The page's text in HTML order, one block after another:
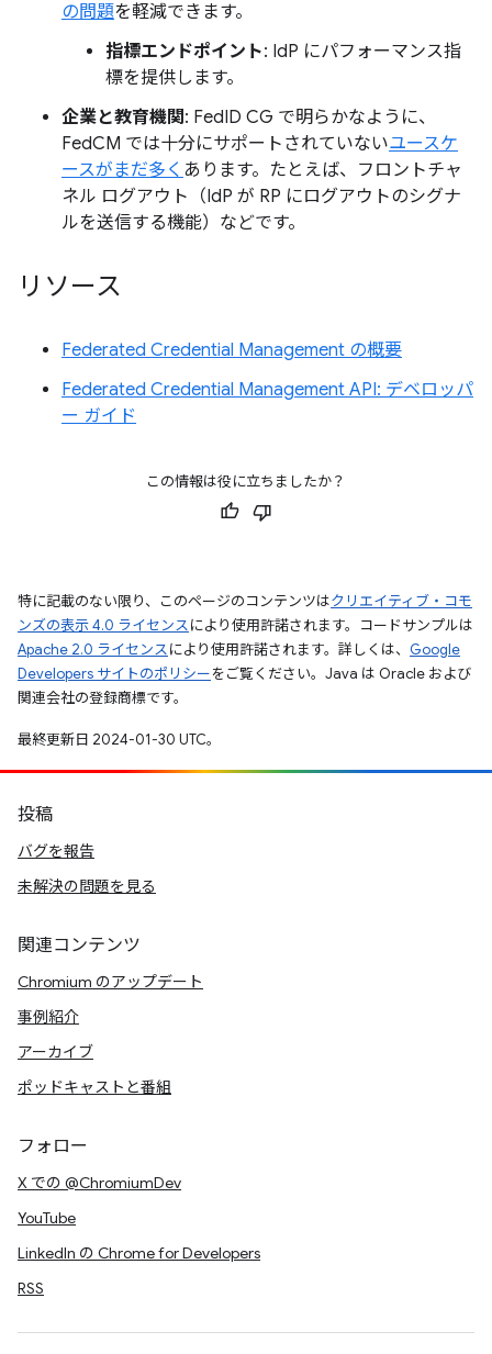
の問題を軽減できます。
指標エンドポイント: IdP にパフォーマンス指
標を提供します。
企業と教育機関: FedID CG で明らかなように、
FedCM では十分にサポートされていないユースケ
ースがまだ多く あります。たとえば、フロントチャ
ネル ログアウト（IdP が RP にログアウトのシグナ
ルを送信する機能）などです。
リソース
Federated Credential Management の概要
Federated Credential Management API: デベロッパ
ー ガイド
この情報は役に立ちましたか？
特に記載のない限り、このページのコンテンツはクリエイティブ・コモ
ンズの表示 4.0 ライセンスにより使用許諾されます。コードサンプルは
Apache 2.0 ライセンスにより使用許諾されます。詳しくは、 Google
Developers サイトのポリシーをご覧ください。Java は Oracle および
関連会社の登録商標です。
最終更新日 2024-01-30 UTC。
投稿
バグを報告
未解決の問題を見る
関連コンテンツ
Chromium のアップデート
事例紹介
アーカイブ
ポッドキャストと番組
フォロー
X での @ChromiumDev
YouTube
LinkedIn の Chrome for Developers
RSS